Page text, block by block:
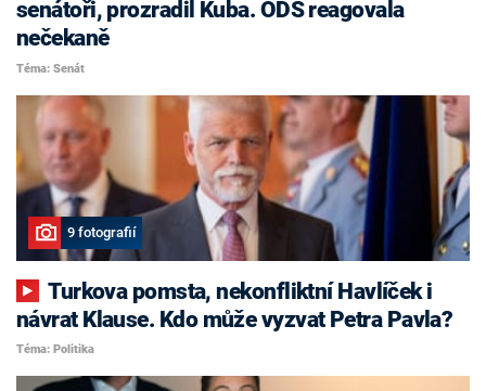
senátoři, prozradil Kuba. ODS reagovala
nečekaně
Téma: Senát
9 fotografií
Turkova pomsta, nekonfliktní Havlíček i
návrat Klause. Kdo může vyzvat Petra Pavla?
Téma: Politika